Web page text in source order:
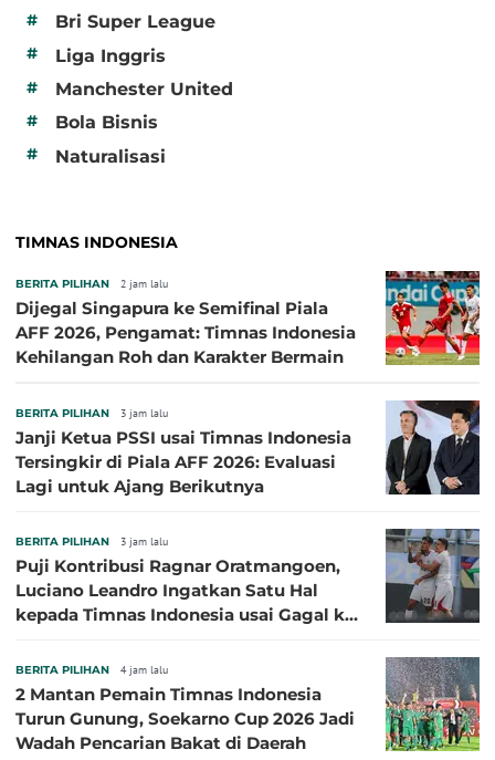
# Bri Super League
# Liga Inggris
# Manchester United
# Bola Bisnis
# Naturalisasi
TIMNAS INDONESIA
BERITA PILIHAN 2 jam lalu
Dijegal Singapura ke Semifinal Piala
AFF 2026, Pengamat: Timnas Indonesia
Kehilangan Roh dan Karakter Bermain
BERITA PILIHAN 3 jam lalu
Janji Ketua PSSI usai Timnas Indonesia
Tersingkir di Piala AFF 2026: Evaluasi
Lagi untuk Ajang Berikutnya
BERITA PILIHAN 3 jam lalu
Puji Kontribusi Ragnar Oratmangoen,
Luciano Leandro Ingatkan Satu Hal
kepada Timnas Indonesia usai Gagal ke
BERITA PILIHAN 4 jam lalu
2 Mantan Pemain Timnas Indonesia
Turun Gunung, Soekarno Cup 2026 Jadi
Wadah Pencarian Bakat di Daerah